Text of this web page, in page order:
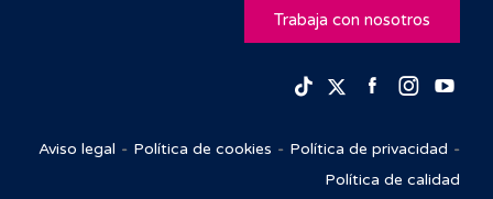
Trabaja con nosotros
TikTokTwitterFacebook
Aviso legal Política de cookies
Política de privacidad
Política de calidad